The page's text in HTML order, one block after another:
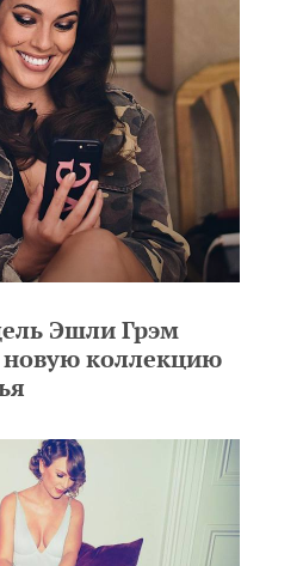
Эшли Грэм
новую коллекцию